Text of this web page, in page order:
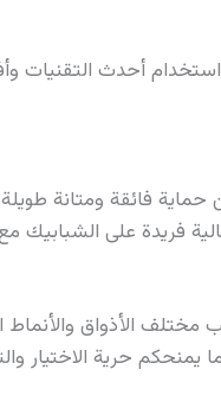
استخدام أحدث التقنيات
فائقة ومتانة طويلة
فريدة على الشبابيك
الأذواق والأنماط
يمنحكم حرية الاختيار